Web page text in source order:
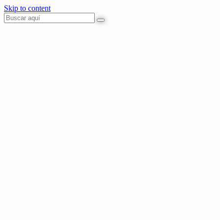
Skip to content